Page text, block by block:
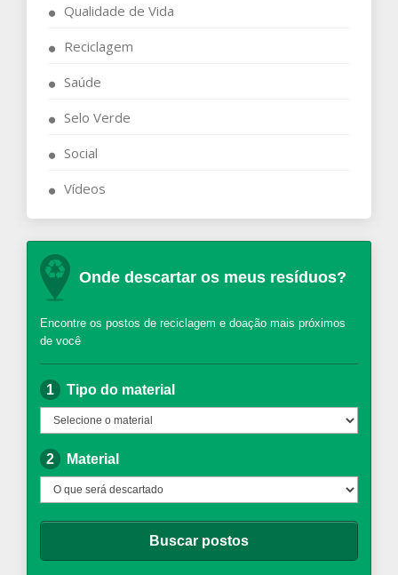
Qualidade de Vida
Reciclagem
Saúde
Selo Verde
Social
Vídeos